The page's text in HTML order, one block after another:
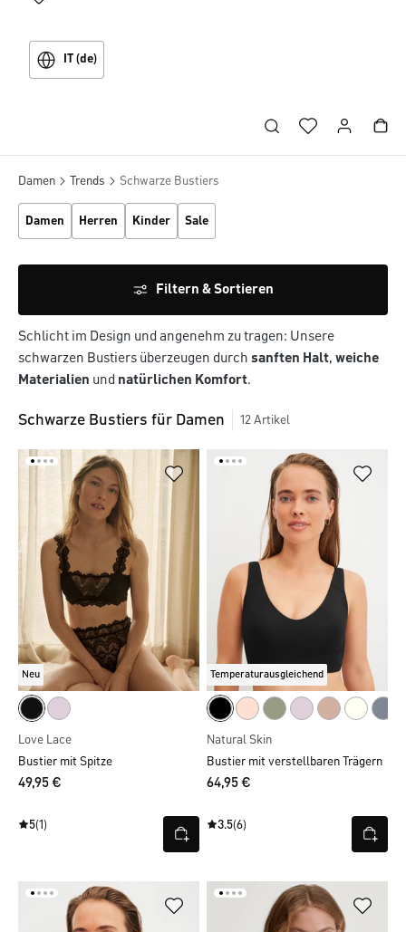
IT (de)
Damen Trends Schwarze Bustiers
Damen Herren Kinder Sale
Filtern & Sortieren
Schlicht im Design und angenehm zu tragen: Unsere
schwarzen Bustiers überzeugen durch sanften Halt, weiche
Materialien und natürlichen Komfort.
Schwarze Bustiers für Damen 12 Artikel
Neu
Love Lace
Bustier mit Spitze
49,95 €
5(1)
Temperaturausgleichend
Natural Skin
Bustier mit verstellbaren Trägern
64,95 €
3.5(6)